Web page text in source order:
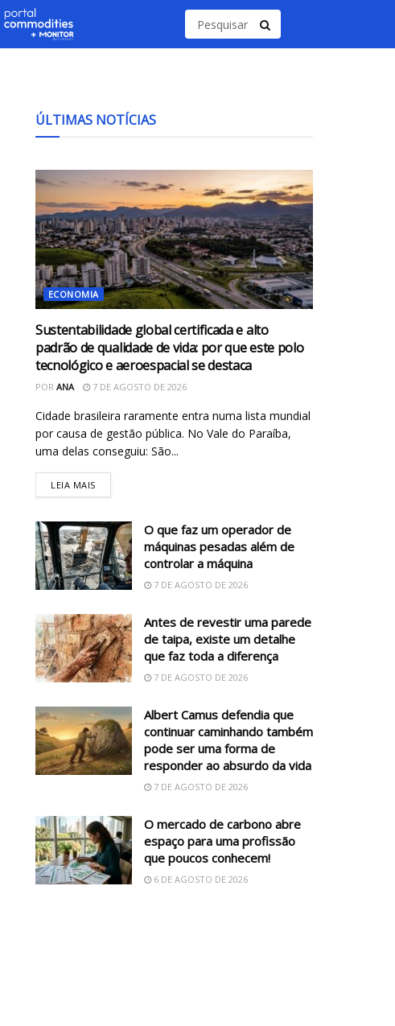
ÚLTIMAS NOTÍCIAS
ECONOMIA
Sustentabilidade global certificada e alto
padrão de qualidade de vida: por que este polo
tecnológico e aeroespacial se destaca
POR ANA 7 DE AGOSTO DE 2026
Cidade brasileira raramente entra numa lista mundial
por causa de gestão pública. No Vale do Paraíba,
uma delas conseguiu: São...
LEIA MAIS
O que faz um operador de
máquinas pesadas além de
controlar a máquina
7 DE AGOSTO DE 2026
Antes de revestir uma parede
de taipa, existe um detalhe
que faz toda a diferença
7 DE AGOSTO DE 2026
Albert Camus defendia que
continuar caminhando também
pode ser uma forma de
responder ao absurdo da vida
7 DE AGOSTO DE 2026
O mercado de carbono abre
espaço para uma profissão
que poucos conhecem!
6 DE AGOSTO DE 2026